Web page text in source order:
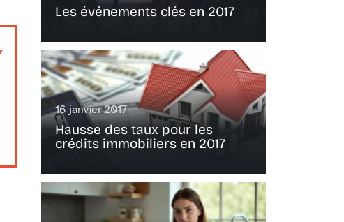
Les événements clés en 2017
16 janvier 2017
Hausse des taux pour les
crédits immobiliers en 2017